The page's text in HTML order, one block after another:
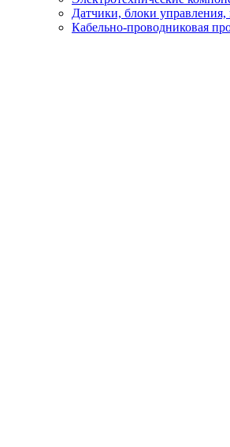
Датчики, блоки управления,
Кабельно-проводниковая